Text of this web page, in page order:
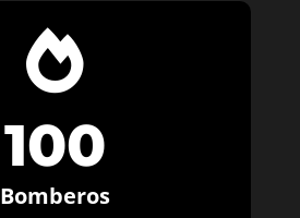

100
Bomberos